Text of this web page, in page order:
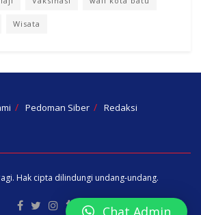
Wisata
Pedoman Siber Redaksi
. Hak cipta dilindungi undang-undang.
Chat Admin